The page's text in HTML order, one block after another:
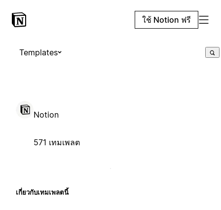
ใช้ Notion ฟรี
Templates
Notion
571 เทมเพลต
เกี่ยวกับเทมเพลตนี้